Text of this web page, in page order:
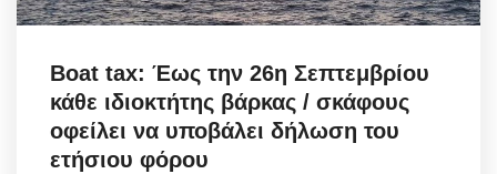
Boat tax: Έως την 26η Σεπτεμβρίου
κάθε ιδιοκτήτης βάρκας / σκάφους
οφείλει να υποβάλει δήλωση του
ετήσιου φόρου